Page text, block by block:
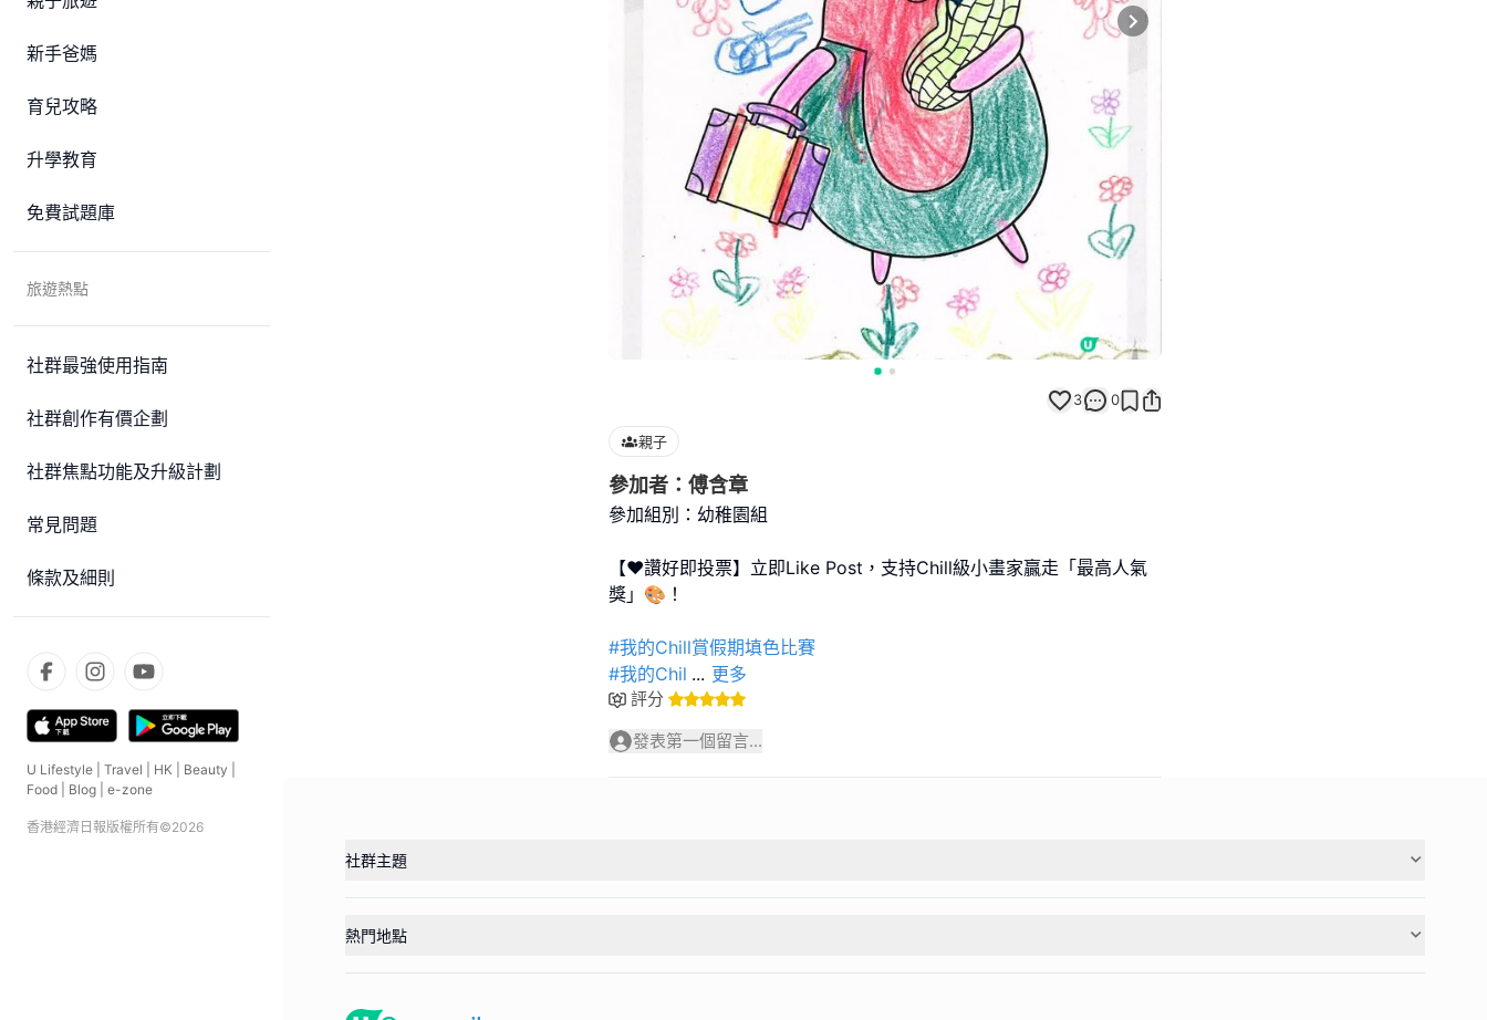
新手爸媽
育兒攻略
升學教育
免費試題庫
旅遊熱點
社群最強使用指南
社群創作有價企劃
社群焦點功能及升級計劃
常見問題
條款及細則
U Lifestyle Travel HK Beauty
Food
Blog e-zone
香港經濟日報版權所有©2026
Next slide
3 0
親子
參加者：傅含章
參加組別：幼稚園組
【❤️讚好即投票】立即Like Post，支持Chill級小畫家贏走「最高人氣
獎」🎨！
#我的Chill賞假期填色比賽
#我的Chil ... 更多
評分
發表第一個留言...
社群主題
熱門地點